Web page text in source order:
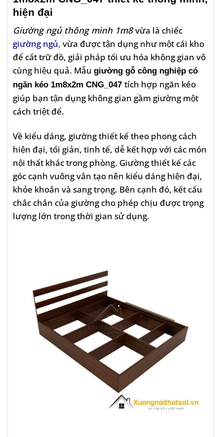
hiện đại
Giường ngủ thông minh 1m8vừa là chiếc
giường ngủ, vừa được tận dụng như một cái kho
để cất trữ đồ, giải pháp tối ưu hóa không gian vô
cùng hiệu quả. Mẫu giường gỗ công nghiệp có
ngăn kéo 1m8x2m CNG_047 tích hợp ngăn kéo
giúp bạn tận dụng không gian gầm giường một
cách triệt để.
Về kiểu dáng, giường thiết kế theo phong cách
hiện đại, tối giản, tinh tế, dễ kết hợp với các món
nội thất khác trong phòng. Giường thiết kế các
góc cạnh vuông vắn tạo nên kiểu dáng hiện đại,
khỏe khoắn và sang trọng. Bên cạnh đó, kết cấu
chắc chắn của giường cho phép chịu được trọng
lượng lớn trong thời gian sử dụng.